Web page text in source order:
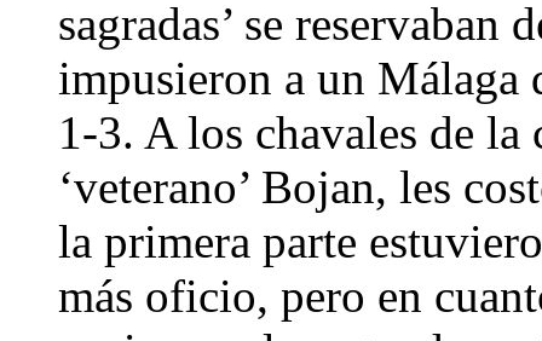
sagradas’ se reservaban
impusieron a un Málaga
1-3. A los chavales de
‘veterano’ Bojan, les
la primera parte
más oficio, pero en